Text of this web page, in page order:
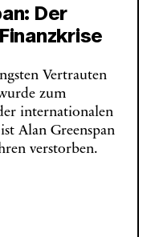
Der
Vertrauten
zum
internationalen
Alan Greenspan
verstorben.